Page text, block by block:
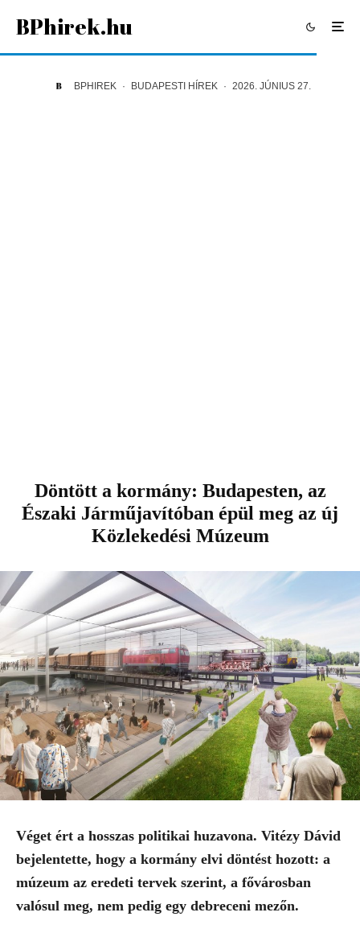
BPhirek.hu
BPHIREK · BUDAPESTI HÍREK · 2026. JÚNIUS 27.
Döntött a kormány: Budapesten, az
Északi Járműjavítóban épül meg az új
Közlekedési Múzeum
Véget ért a hosszas politikai huzavona. Vitézy Dávid
bejelentette, hogy a kormány elvi döntést hozott: a
múzeum az eredeti tervek szerint, a fővárosban
valósul meg, nem pedig egy debreceni mezőn.